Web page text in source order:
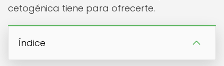
cetogénica tiene para ofrecerte.
Índice